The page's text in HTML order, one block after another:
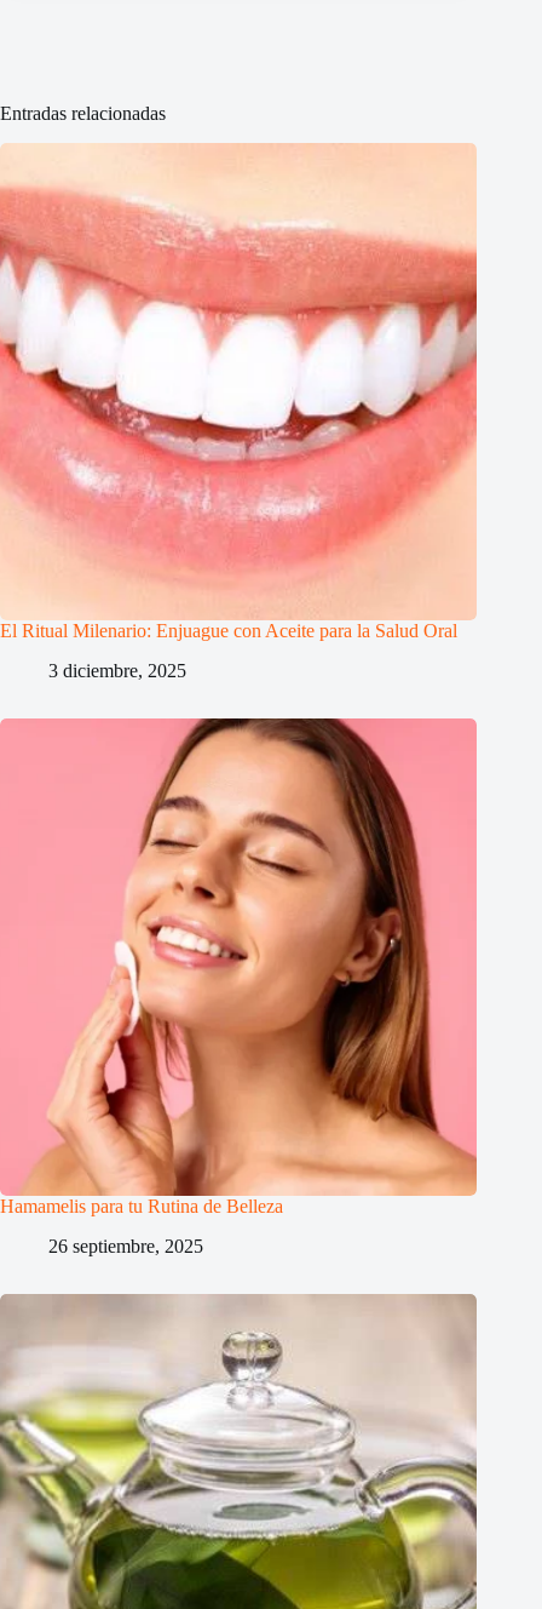
Entradas relacionadas
El Ritual Milenario: Enjuague con Aceite para la Salud Oral
3 diciembre, 2025
Hamamelis para tu Rutina de Belleza
26 septiembre, 2025